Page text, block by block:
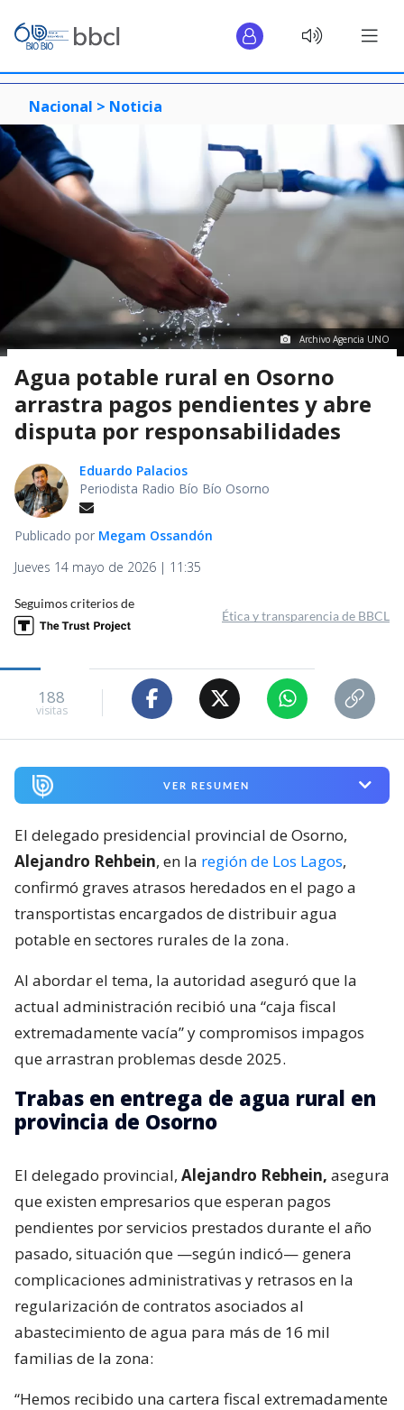
Nacional > Noticia
Archivo Agencia UNO
Agua potable rural en Osorno
arrastra pagos pendientes y abre
disputa por responsabilidades
Eduardo Palacios
Periodista Radio Bío Bío Osorno
Publicado por Megam Ossandón
Jueves 14 mayo de 2026 | 11:35
Seguimos criterios de
Ética y transparencia de BBCL
188
visitas
VER RESUMEN
El delegado presidencial provincial de Osorno,
Alejandro Rehbein, en la región de Los Lagos,
confirmó graves atrasos heredados en el pago a
transportistas encargados de distribuir agua
potable en sectores rurales de la zona.
Al abordar el tema, la autoridad aseguró que la
actual administración recibió una “caja fiscal
extremadamente vacía” y compromisos impagos
que arrastran problemas desde 2025.
Trabas en entrega de agua rural en
provincia de Osorno
El delegado provincial, Alejandro Rebhein, asegura
que existen empresarios que esperan pagos
pendientes por servicios prestados durante el año
pasado, situación que —según indicó— genera
complicaciones administrativas y retrasos en la
regularización de contratos asociados al
abastecimiento de agua para más de 16 mil
familias de la zona:
“Hemos recibido una cartera fiscal extremadamente